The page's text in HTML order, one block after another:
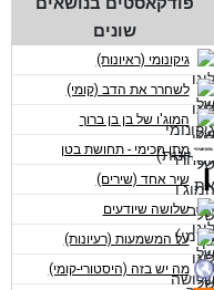
שונים
גיקונומי (ראיונות)
לשחרר את הדב (קומי)
המוג'ו של בן בן ברוך
מתן חכימי - תחושת בטן
שיר אחד (שירים)
שלושה שיודעים
על המשמעות (רעיונות)
מה יש בזה (היסטורי-קומי)